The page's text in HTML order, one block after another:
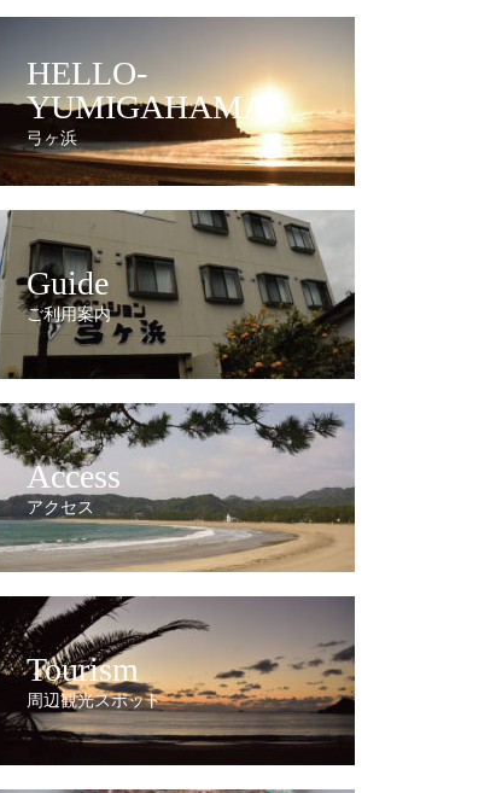
HELLO-
YUMIGAHAMA
弓ヶ浜
Guide
ご利用案内
Access
アクセス
Tourism
周辺観光スポット